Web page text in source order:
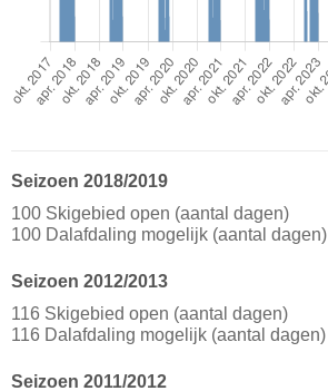
Seizoen 2018/2019
100 Skigebied open (aantal dagen)
100 Dalafdaling mogelijk (aantal dagen)
Seizoen 2012/2013
116 Skigebied open (aantal dagen)
116 Dalafdaling mogelijk (aantal dagen)
Seizoen 2011/2012